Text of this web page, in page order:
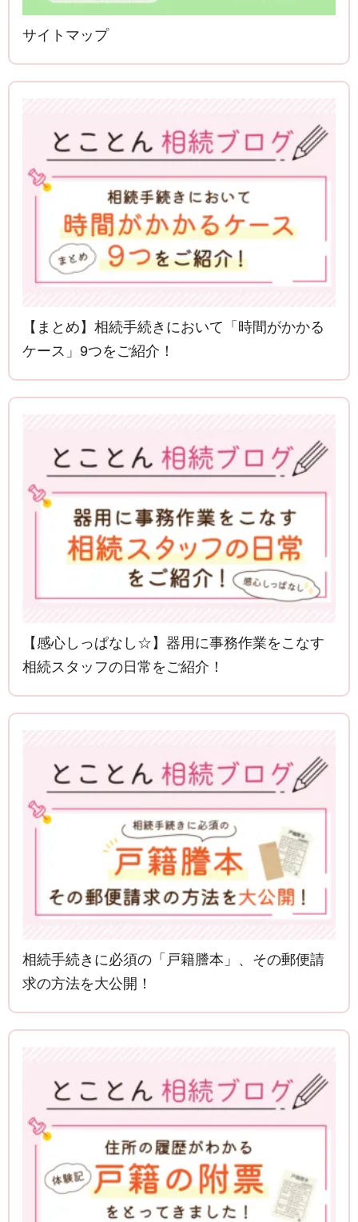
サイトマップ
【まとめ】相続手続きにおいて「時間がかかる
ケース」9つをご紹介！
【感心しっぱなし☆】器用に事務作業をこなす
相続スタッフの日常をご紹介！
相続手続きに必須の「戸籍謄本」、その郵便請
求の方法を大公開！